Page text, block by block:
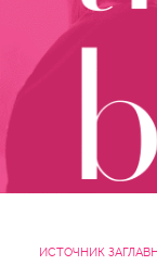
ИСТОЧНИК